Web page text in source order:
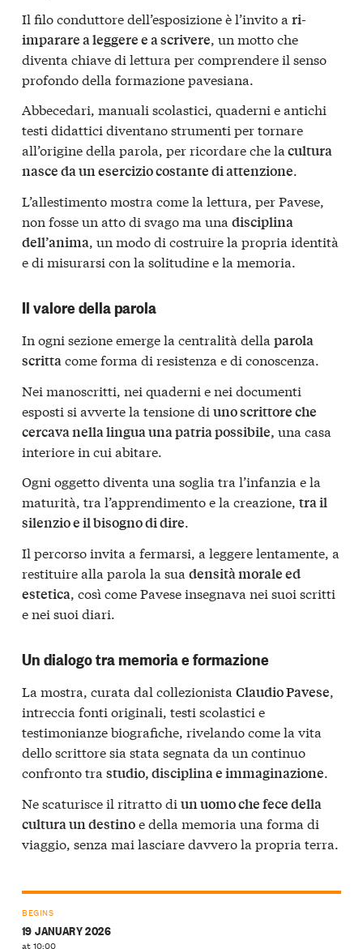
Il filo conduttore dell’esposizione è l’invito a ri-
imparare a leggere e a scrivere, un motto che
diventa chiave di lettura per comprendere il senso
profondo della formazione pavesiana.
Abbecedari, manuali scolastici, quaderni e antichi
testi didattici diventano strumenti per tornare
all’origine della parola, per ricordare che la cultura
nasce da un esercizio costante di attenzione.
L’allestimento mostra come la lettura, per Pavese,
non fosse un atto di svago ma una disciplina
dell’anima, un modo di costruire la propria identità
e di misurarsi con la solitudine e la memoria.
Il valore della parola
In ogni sezione emerge la centralità della parola
scrittacome forma di resistenza e di conoscenza.
Nei manoscritti, nei quaderni e nei documenti
esposti si avverte la tensione di uno scrittore che
cercava nella lingua una patria possibile, una casa
interiore in cui abitare.
Ogni oggetto diventa una soglia tra l’infanzia e la
maturità, tra l’apprendimento e la creazione, tra il
silenzio e il bisogno di dire.
Il percorso invita a fermarsi, a leggere lentamente, a
restituire alla parola la sua densità morale ed
estetica, così come Pavese insegnava nei suoi scritti
e nei suoi diari.
Un dialogo tra memoria e formazione
La mostra, curata dal collezionista Claudio Pavese,
intreccia fonti originali, testi scolastici e
testimonianze biografiche, rivelando come la vita
dello scrittore sia stata segnata da un continuo
confronto tra studio, disciplina e immaginazione.
Ne scaturisce il ritratto di un uomo che fece della
cultura un destinoe della memoria una forma di
viaggio, senza mai lasciare davvero la propria terra.
BEGINS
19 JANUARY 2026
at 10:00